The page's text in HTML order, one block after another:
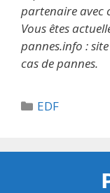
partenaire avec
Vous êtes
pannes.info :
cas de pannes.
Catégories
EDF